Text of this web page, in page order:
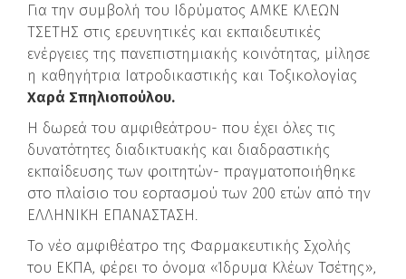
Για την συμβολή του Ιδρύματος ΑΜΚΕ ΚΛΕΩΝ
ΤΣΕΤΗΣ στις ερευνητικές και εκπαιδευτικές
ενέργειες της πανεπιστημιακής κοινότητας, μίλησε
η καθηγήτρια Ιατροδικαστικής και Τοξικολογίας
Χαρά Σπηλιοπούλου.
Η δωρεά του αμφιθεάτρου- που έχει όλες τις
δυνατότητες διαδικτυακής και διαδραστικής
εκπαίδευσης των φοιτητών- πραγματοποιήθηκε
στο πλαίσιο του εορτασμού των 200 ετών από την
ΕΛΛΗΝΙΚΗ ΕΠΑΝΑΣΤΑΣΗ.
Το νέο αμφιθέατρο της Φαρμακευτικής Σχολής
του ΕΚΠΑ, φέρει το όνομα «Ίδρυμα Κλέων Τσέτης»,